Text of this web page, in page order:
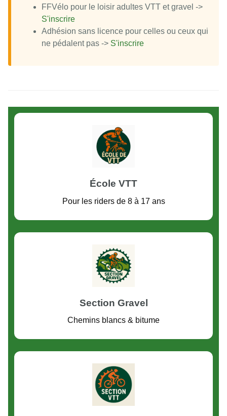
FFVélo pour le loisir adultes VTT et gravel ->
S'inscrire
Adhésion sans licence pour celles ou ceux qui
ne pédalent pas -> S'inscrire
École VTT
Pour les riders de 8 à 17 ans
Section Gravel
Chemins blancs & bitume